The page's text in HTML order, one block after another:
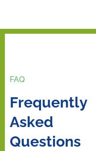
FAQ
Frequently
Asked
Questions